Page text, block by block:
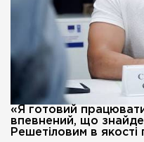
«Я готовий
впевнений, що знайде
Решетіловим в